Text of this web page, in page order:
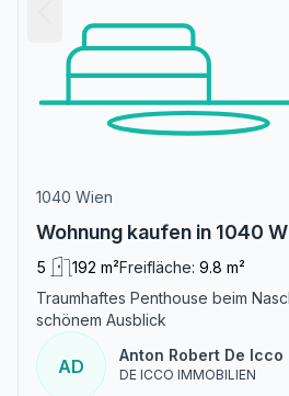
1040 Wien
Wohnung kaufen in 1040
5 192 m²Freifläche: 9.8 m²
Traumhaftes Penthouse beim
schönem Ausblick
AD
Anton Robert De Icco
DE ICCO IMMOBILIEN